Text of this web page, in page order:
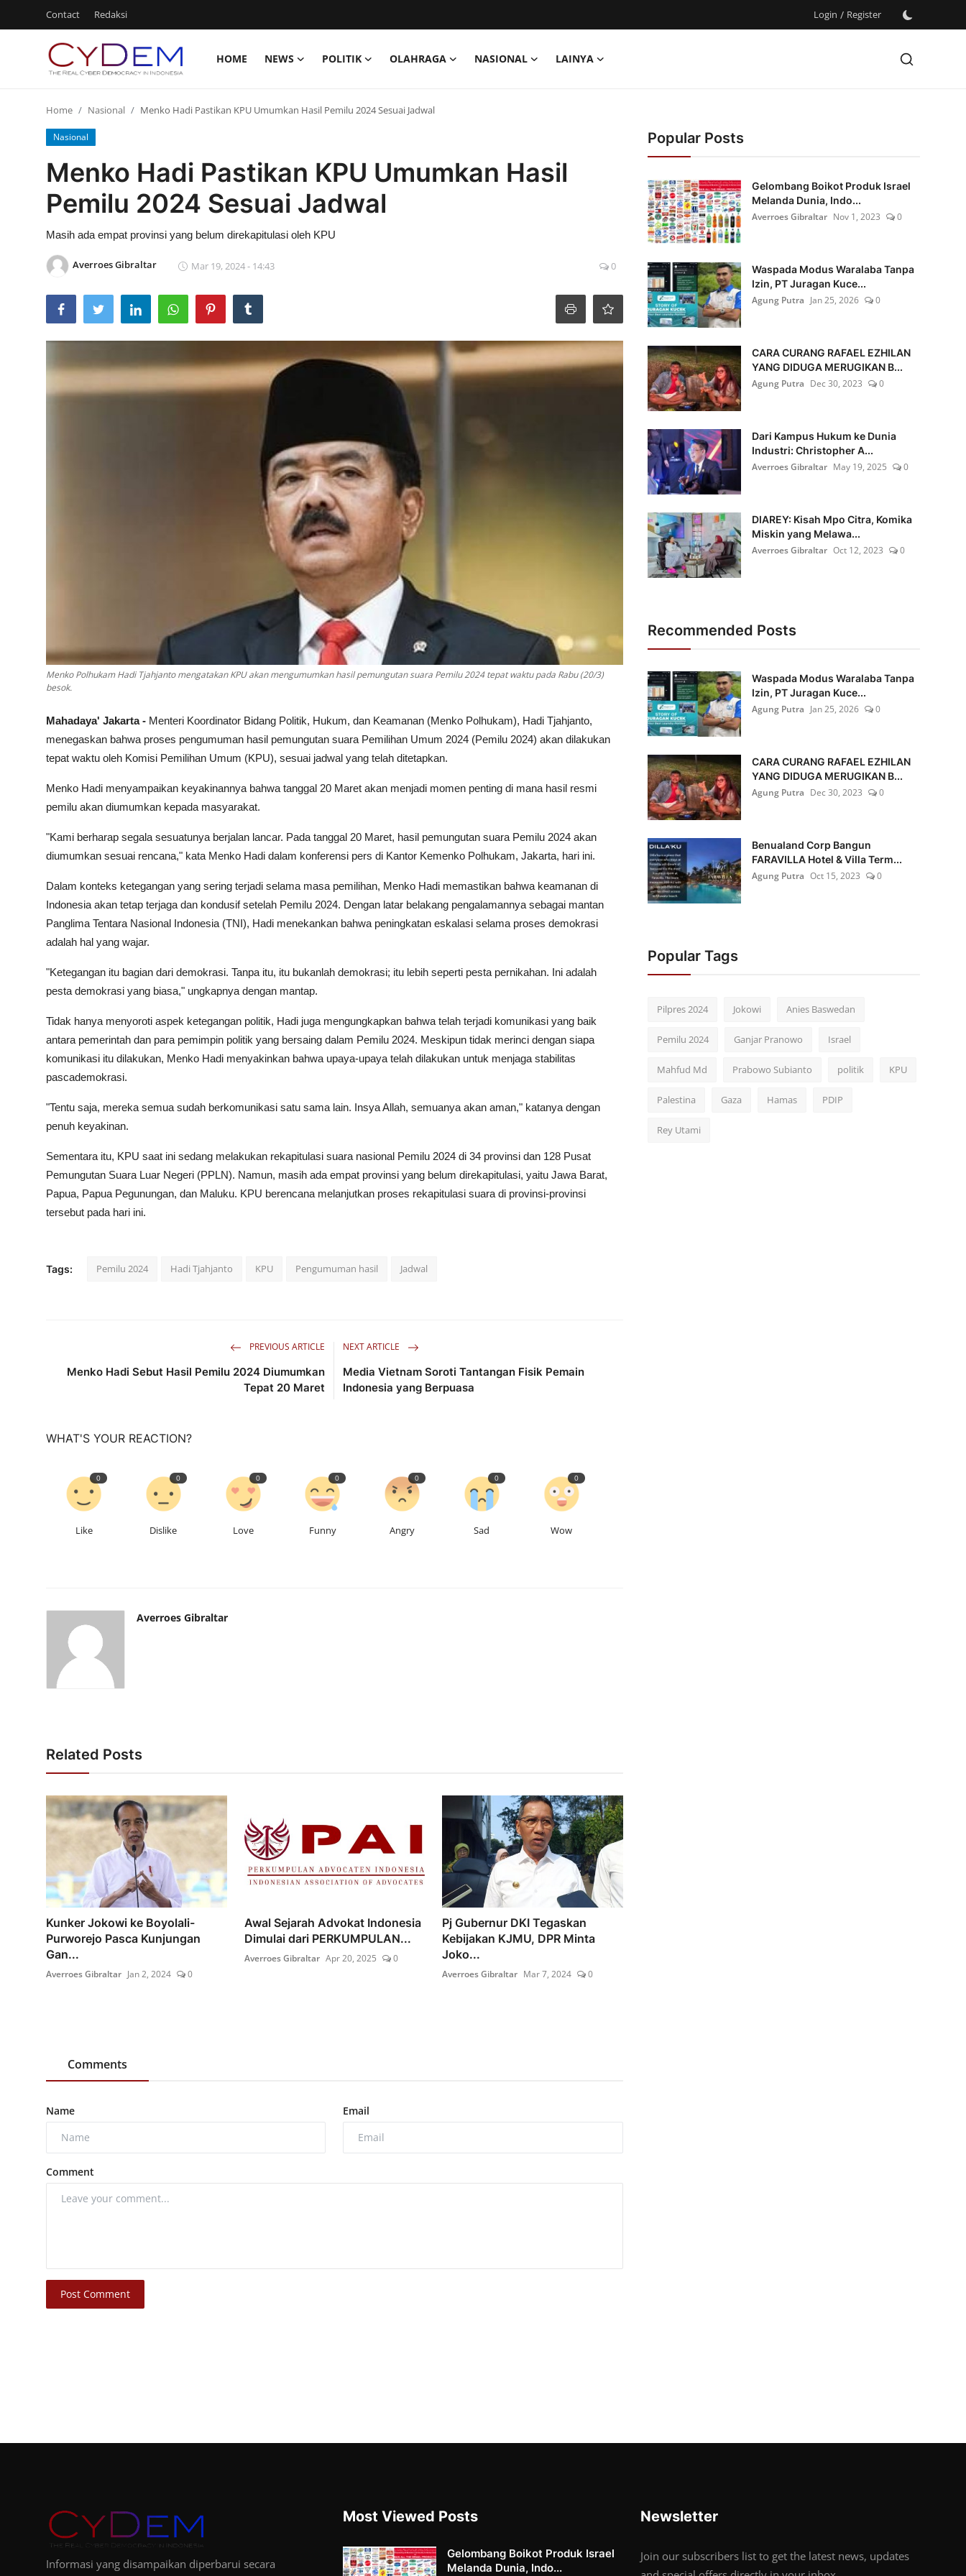
Contact Redaksi Login / Register
HOME NEWS POLITIK OLAHRAGA NASIONAL
LAINYA
Login
Register
Contact
Redaksi
Olahraga
Home Nasional Menko Hadi Pastikan KPU Umumkan Hasil Pemilu 2024 Sesuai Jadwal
Nasional
Menko Hadi Pastikan KPU Umumkan Hasil
Pemilu 2024 Sesuai Jadwal
Masih ada empat provinsi yang belum direkapitulasi oleh KPU
Averroes Gibraltar Mar 19, 2024 - 14:43 0
Menko Polhukam Hadi Tjahjanto mengatakan KPU akan mengumumkan hasil pemungutan suara Pemilu 2024 tepat waktu pada Rabu (20/3)
besok.
Mahadaya' Jakarta - Menteri Koordinator Bidang Politik, Hukum, dan Keamanan (Menko Polhukam), Hadi Tjahjanto,
menegaskan bahwa proses pengumuman hasil pemungutan suara Pemilihan Umum 2024 (Pemilu 2024) akan dilakukan
tepat waktu oleh Komisi Pemilihan Umum (KPU), sesuai jadwal yang telah ditetapkan.
Menko Hadi menyampaikan keyakinannya bahwa tanggal 20 Maret akan menjadi momen penting di mana hasil resmi
pemilu akan diumumkan kepada masyarakat.
"Kami berharap segala sesuatunya berjalan lancar. Pada tanggal 20 Maret, hasil pemungutan suara Pemilu 2024 akan
diumumkan sesuai rencana," kata Menko Hadi dalam konferensi pers di Kantor Kemenko Polhukam, Jakarta, hari ini.
Dalam konteks ketegangan yang sering terjadi selama masa pemilihan, Menko Hadi memastikan bahwa keamanan di
Indonesia akan tetap terjaga dan kondusif setelah Pemilu 2024. Dengan latar belakang pengalamannya sebagai mantan
Panglima Tentara Nasional Indonesia (TNI), Hadi menekankan bahwa peningkatan eskalasi selama proses demokrasi
adalah hal yang wajar.
"Ketegangan itu bagian dari demokrasi. Tanpa itu, itu bukanlah demokrasi; itu lebih seperti pesta pernikahan. Ini adalah
pesta demokrasi yang biasa," ungkapnya dengan mantap.
Tidak hanya menyoroti aspek ketegangan politik, Hadi juga mengungkapkan bahwa telah terjadi komunikasi yang baik
antara pemerintah dan para pemimpin politik yang bersaing dalam Pemilu 2024. Meskipun tidak merinci dengan siapa
komunikasi itu dilakukan, Menko Hadi menyakinkan bahwa upaya-upaya telah dilakukan untuk menjaga stabilitas
pascademokrasi.
"Tentu saja, mereka semua sudah berkomunikasi satu sama lain. Insya Allah, semuanya akan aman," katanya dengan
penuh keyakinan.
Sementara itu, KPU saat ini sedang melakukan rekapitulasi suara nasional Pemilu 2024 di 34 provinsi dan 128 Pusat
Pemungutan Suara Luar Negeri (PPLN). Namun, masih ada empat provinsi yang belum direkapitulasi, yaitu Jawa Barat,
Papua, Papua Pegunungan, dan Maluku. KPU berencana melanjutkan proses rekapitulasi suara di provinsi-provinsi
tersebut pada hari ini.
Tags: Pemilu 2024 Hadi Tjahjanto KPU Pengumuman hasil Jadwal
PREVIOUS ARTICLE
Menko Hadi Sebut Hasil Pemilu 2024 Diumumkan
Tepat 20 Maret
NEXT ARTICLE
Media Vietnam Soroti Tantangan Fisik Pemain
Indonesia yang Berpuasa
WHAT'S YOUR REACTION?
0
Like
0
Dislike
0
Love
0
Funny
0
Angry
0
Sad
0
Wow
Averroes Gibraltar
Related Posts
Kunker Jokowi ke Boyolali-
Purworejo Pasca Kunjungan
Gan...
Averroes Gibraltar Jan 2, 2024 0
Awal Sejarah Advokat Indonesia
Dimulai dari PERKUMPULAN...
Averroes Gibraltar Apr 20, 2025 0
Pj Gubernur DKI Tegaskan
Kebijakan KJMU, DPR Minta
Joko...
Averroes Gibraltar Mar 7, 2024 0
Comments
Name Email
Comment
Post Comment
Popular Posts
Gelombang Boikot Produk Israel
Melanda Dunia, Indo...
Averroes Gibraltar Nov 1, 2023 0
Waspada Modus Waralaba Tanpa
Izin, PT Juragan Kuce...
Agung Putra Jan 25, 2026 0
CARA CURANG RAFAEL EZHILAN
YANG DIDUGA MERUGIKAN B...
Agung Putra Dec 30, 2023 0
Dari Kampus Hukum ke Dunia
Industri: Christopher A...
Averroes Gibraltar May 19, 2025 0
DIAREY: Kisah Mpo Citra, Komika
Miskin yang Melawa...
Averroes Gibraltar Oct 12, 2023 0
Recommended Posts
Waspada Modus Waralaba Tanpa
Izin, PT Juragan Kuce...
Agung Putra Jan 25, 2026 0
CARA CURANG RAFAEL EZHILAN
YANG DIDUGA MERUGIKAN B...
Agung Putra Dec 30, 2023 0
Benualand Corp Bangun
FARAVILLA Hotel & Villa Term...
Agung Putra Oct 15, 2023 0
Popular Tags
Pilpres 2024 Jokowi Anies Baswedan
Pemilu 2024 Ganjar Pranowo Israel
Mahfud Md Prabowo Subianto politik KPU
Palestina Gaza Hamas PDIP
Rey Utami
Informasi yang disampaikan diperbarui secara
Most Viewed Posts
Gelombang Boikot Produk Israel
Melanda Dunia, Indo...
Newsletter
Join our subscribers list to get the latest news, updates